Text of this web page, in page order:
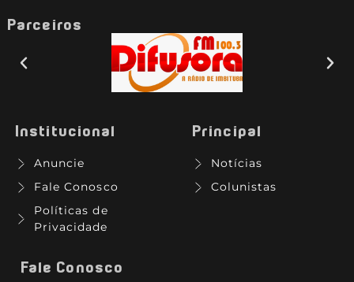
Parceiros
Institucional
Anuncie
Fale Conosco
Políticas de
Privacidade
Principal
Notícias
Colunistas
Fale Conosco